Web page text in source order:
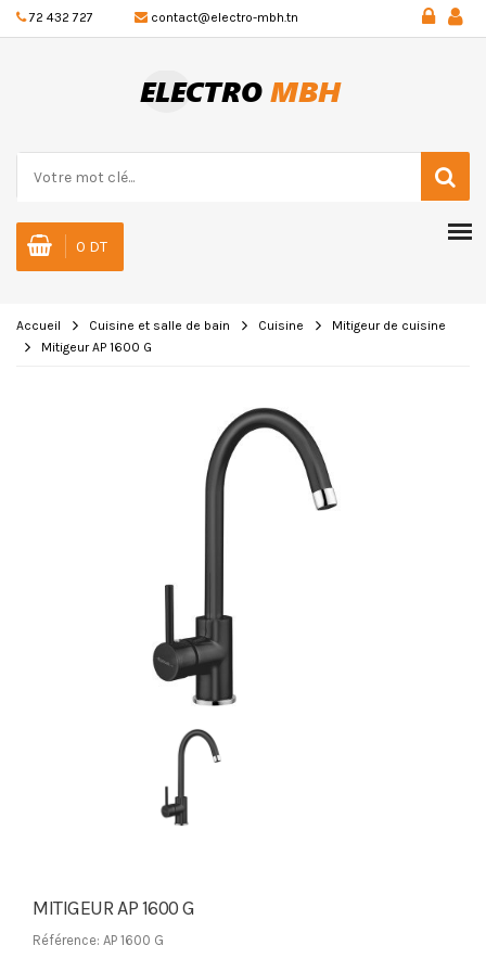
72 432 727 contact@electro-mbh.tn
0 DT
Accueil Cuisine et salle de bain Cuisine
Mitigeur de cuisine
Mitigeur AP 1600 G
MITIGEUR AP 1600 G
Référence: AP 1600 G